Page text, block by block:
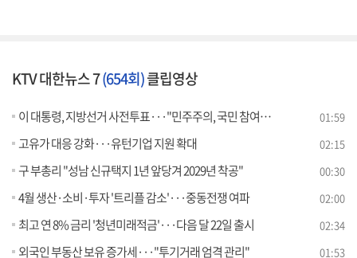
KTV 대한뉴스 7(654회)클립영상
이 대통령, 지방선거 사전투표···"민주주의, 국민 참여로 완성" 01:59
고유가 대응 강화···유턴기업 지원 확대 02:15
구 부총리 "성남 신규택지 1년 앞당겨 2029년 착공" 00:30
4월 생산·소비·투자 '트리플 감소'···중동전쟁 여파 02:00
최고 연 8% 금리 '청년미래적금'···다음 달 22일 출시 02:34
외국인 부동산 보유 증가세···"투기거래 엄격 관리" 01:53